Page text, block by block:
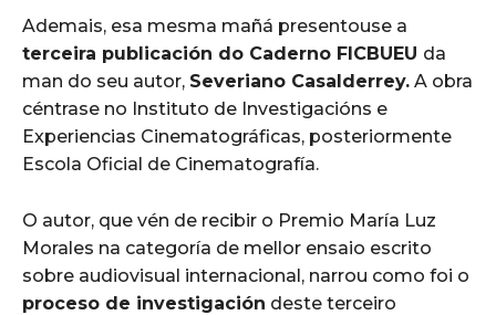
Ademais, esa mesma mañá presentouse a
terceira publicación do Caderno FICBUEU da
man do seu autor, Severiano Casalderrey. A obra
céntrase no Instituto de Investigacións e
Experiencias Cinematográficas, posteriormente
Escola Oficial de Cinematografía.
O autor, que vén de recibir o Premio María Luz
Morales na categoría de mellor ensaio escrito
sobre audiovisual internacional, narrou como foi o
proceso de investigación deste terceiro